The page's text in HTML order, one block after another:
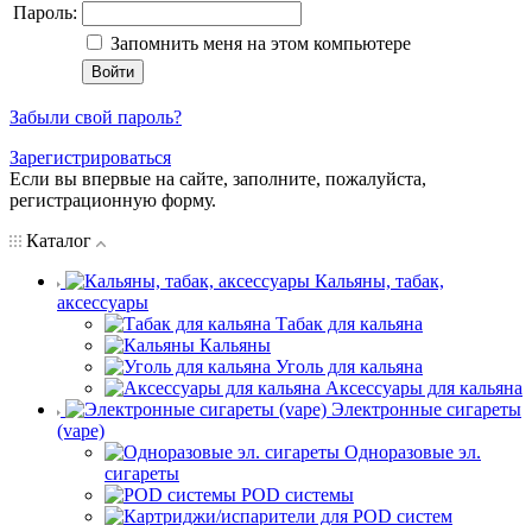
Пароль:
Запомнить меня на этом компьютере
Забыли свой пароль?
Зарегистрироваться
Если вы впервые на сайте, заполните, пожалуйста,
регистрационную форму.
Каталог
Кальяны, табак,
аксессуары
Табак для кальяна
Кальяны
Уголь для кальяна
Аксессуары для кальяна
Электронные сигареты
(vape)
Одноразовые эл.
сигареты
POD системы